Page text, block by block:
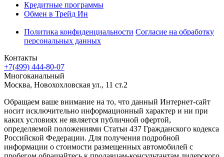
Кредитные программы
Обмен в Трейд Ин
Политика конфиденциальности Согласие на обработку
персональных данных
Контакты
+7(499) 444-80-07
Многоканальный
Москва, Новохохловская ул., 11 ст.2
Обращаем ваше внимание на то, что данный Интернет-сайт
носит исключительно информационный характер и ни при
каких условиях не является публичной офертой,
определяемой положениями Статьи 437 Гражданского кодекса
Российской Федерации. Для получения подробной
информации о стоимости размещенных автомобилей с